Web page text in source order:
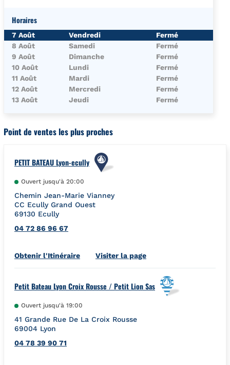
Horaires
Jour de la SemaineHoraires
7 Août Vendredi
Fermé
8 Août
Samedi
Fermé
9 Août
Dimanche
Fermé
10 Août
Lundi
Fermé
11 Août
Mardi
Fermé
12 Août
Mercredi
Fermé
13 Août
Jeudi Fermé
Point de ventes les plus proches
PETIT BATEAU Lyon-ecully
Ouvert jusqu'à 20:00
Chemin Jean-Marie Vianney
CC Ecully Grand Ouest
69130 Ecully
04 72 86 96 67
Obtenir l'ItinéraireLink Opens in New Tab
Visiter la page
Petit Bateau Lyon Croix Rousse / Petit Lion Sas
Ouvert jusqu'à 19:00
41 Grande Rue De La Croix Rousse
69004 Lyon
04 78 39 90 71